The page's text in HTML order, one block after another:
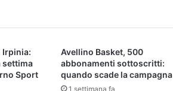
Irpinia:
settima
Sport
Avellino Basket, 500
abbonamenti sottoscritti:
quando scade la campagna
1 settimana fa